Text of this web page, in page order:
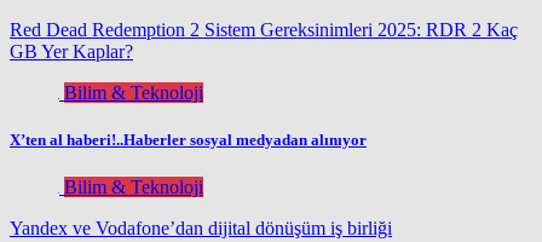
Red Dead Redemption 2 Sistem Gereksinimleri 2025: RDR 2 Kaç
GB Yer Kaplar?
Bilim & Teknoloji
X’ten al haberi!..Haberler sosyal medyadan alınıyor
Bilim & Teknoloji
Yandex ve Vodafone’dan dijital dönüşüm iş birliği